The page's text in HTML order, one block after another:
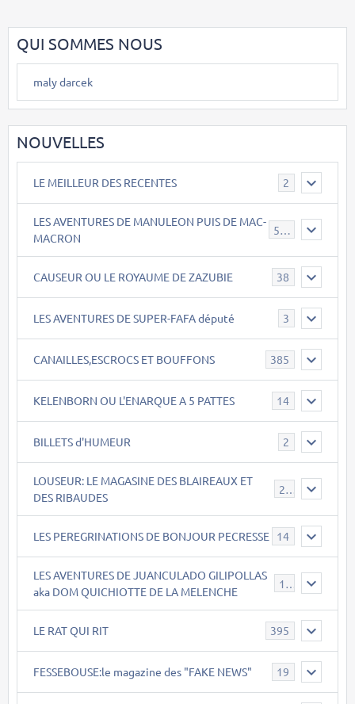
QUI SOMMES NOUS
maly darcek
NOUVELLES
LE MEILLEUR DES RECENTES 2
LES AVENTURES DE MANULEON PUIS DE MAC-
MACRON
543
CAUSEUR OU LE ROYAUME DE ZAZUBIE 38
LES AVENTURES DE SUPER-FAFA député 3
CANAILLES,ESCROCS ET BOUFFONS 385
KELENBORN OU L'ENARQUE A 5 PATTES 14
BILLETS d'HUMEUR 2
LOUSEUR: LE MAGASINE DES BLAIREAUX ET
DES RIBAUDES
21
LES PEREGRINATIONS DE BONJOUR PECRESSE 14
LES AVENTURES DE JUANCULADO GILIPOLLAS
aka DOM QUICHIOTTE DE LA MELENCHE
119
LE RAT QUI RIT 395
FESSEBOUSE:le magazine des "FAKE NEWS" 19